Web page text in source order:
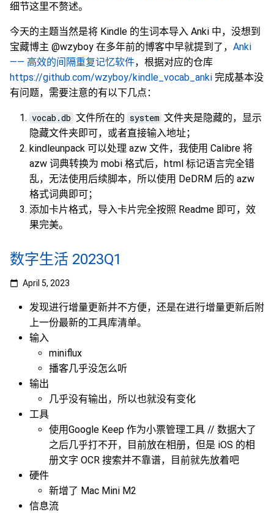
细节这里不赘述。
今天的主题当然是将 Kindle 的生词本导入 Anki 中，没想到
宝藏博主 @wzyboy 在多年前的博客中早就提到了， Anki
—— 高效的间隔重复记忆软件，根据对应的仓库
https://github.com/wzyboy/kindle_vocab_anki 完成基本没
有问题，需要注意的有以下几点：
vocab.db 文件所在的 system 文件夹是隐藏的，显示
隐藏文件夹即可，或者直接输入地址；
kindleunpack 可以处理 azw 文件，我使用 Calibre 将
azw 词典转换为 mobi 格式后，html 标记语言完全错
乱，无法使用后续脚本，所以使用 DeDRM 后的 azw
格式词典即可；
添加卡片格式，导入卡片完全按照 Readme 即可，效
果完美。
数字生活 2023Q1
April 5, 2023
发现进行增量更新并不方便，还是在进行增量更新后附
上一份最新的工具库清单。
输入
miniflux
播客几乎没怎么听
输出
几乎没有输出，所以也就没有变化
工具
使用Google Keep 作为小票管理工具 // 数据大了
之后几乎打不开，目前放在相册，但是 iOS 的相
册文字 OCR 搜索并不靠谱，目前就先放着吧
硬件
新增了 Mac Mini M2
信息流